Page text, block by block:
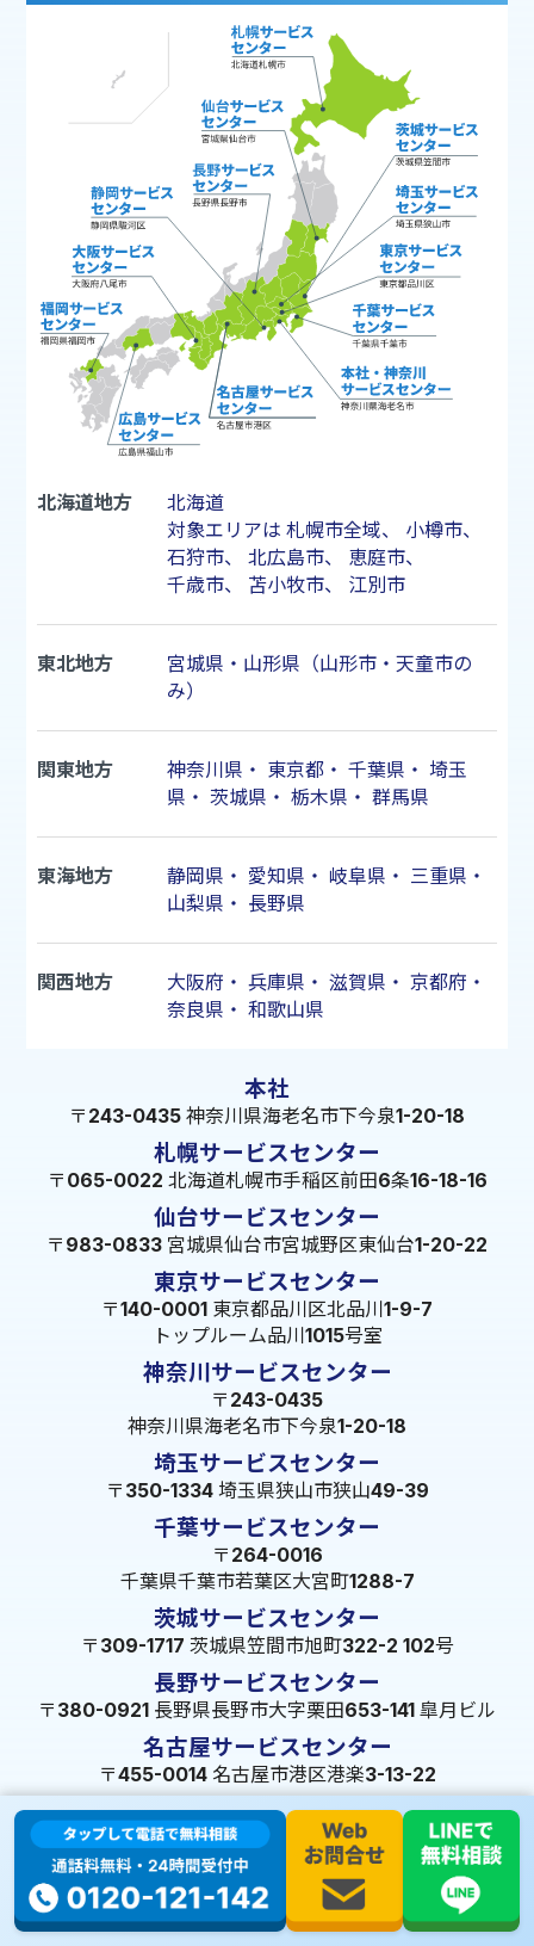
北海道地方
北海道
対象エリアは 札幌市全域、 小樽市、
石狩市、 北広島市、 恵庭市、
千歳市、 苫小牧市、 江別市
東北地方
宮城県・山形県（山形市・天童市の
み）
関東地方 神奈川県 ・ 東京都・ 千葉県 ・ 埼玉
県 ・ 茨城県 ・ 栃木県 ・ 群馬県
東海地方 静岡県 ・ 愛知県 ・ 岐阜県 ・ 三重県 ・
山梨県 ・ 長野県
関西地方 大阪府 ・ 兵庫県 ・ 滋賀県 ・ 京都府 ・
奈良県 ・ 和歌山県
本社
〒243-0435 神奈川県海老名市下今泉1-20-18
札幌サービスセンター
〒065-0022 北海道札幌市手稲区前田6条16-18-16
仙台サービスセンター
〒983-0833 宮城県仙台市宮城野区東仙台1-20-22
東京サービスセンター
〒140-0001 東京都品川区北品川1-9-7
トップルーム品川1015号室
神奈川サービスセンター
〒243-0435
神奈川県海老名市下今泉1-20-18
埼玉サービスセンター
〒350-1334 埼玉県狭山市狭山49-39
千葉サービスセンター
〒264-0016
千葉県千葉市若葉区大宮町1288-7
茨城サービスセンター
〒309-1717 茨城県笠間市旭町322-2 102号
長野サービスセンター
〒380-0921 長野県長野市大字栗田653-141 皐月ビル
名古屋サービスセンター
〒455-0014 名古屋市港区港楽3-13-22
静岡サービスセンター
〒422-8034 静岡県駿河区高松2-5-10
大阪サービスセンター
〒547-0001 大阪府大阪市平野区加美北5-13-8
広島サービスセンター